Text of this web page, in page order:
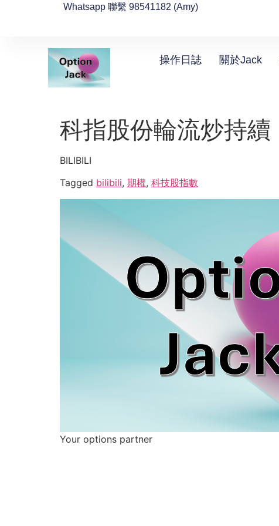
Whatsapp 聯繫 98541182 (Amy)
操作日誌 關於Jack
科指股份輪流炒持續
BILIBILI
Tagged bilibili, 期權, 科技股指數
Your options partner